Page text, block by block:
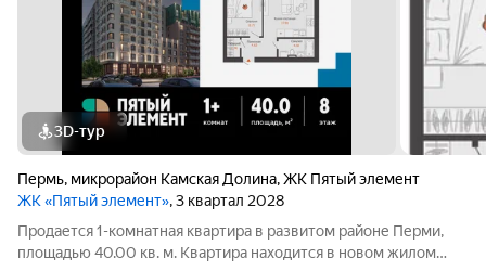
3D-тур
Пермь, микрорайон Камская Долина,ЖК Пятый элемент
ЖК «Пятый элемент», 3 квартал 2028
Продается 1-комнатная квартира в развитом районе Перми,
площадью 40.00 кв. м. Квартира находится в новом жилом